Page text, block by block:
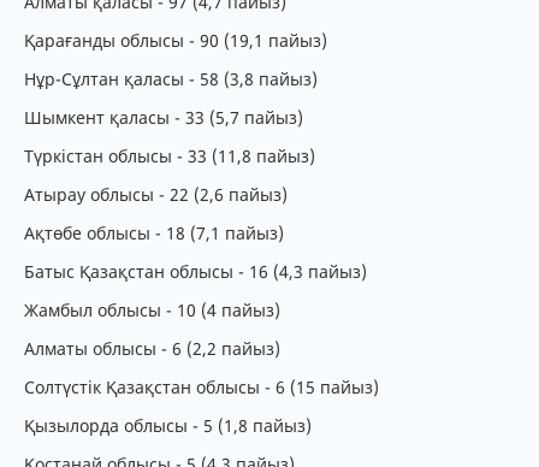
Қарағанды облысы - 90 (19,1 пайыз)
Нұр-Сұлтан қаласы - 58 (3,8 пайыз)
Шымкент қаласы - 33 (5,7 пайыз)
Түркістан облысы - 33 (11,8 пайыз)
Атырау облысы - 22 (2,6 пайыз)
Ақтөбе облысы - 18 (7,1 пайыз)
Батыс Қазақстан облысы - 16 (4,3 пайыз)
Жамбыл облысы - 10 (4 пайыз)
Алматы облысы - 6 (2,2 пайыз)
Солтүстік Қазақстан облысы - 6 (15 пайыз)
Қызылорда облысы - 5 (1,8 пайыз)